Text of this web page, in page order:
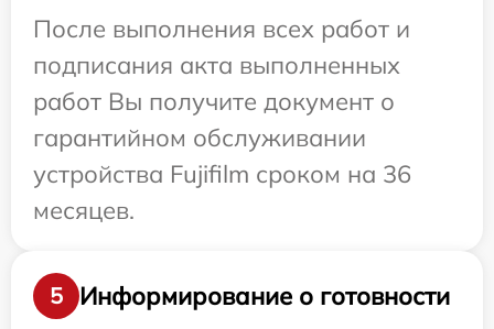
После выполнения всех работ и
подписания акта выполненных
работ Вы получите документ о
гарантийном обслуживании
устройства Fujifilm сроком на 36
месяцев.
5
Информирование о готовности